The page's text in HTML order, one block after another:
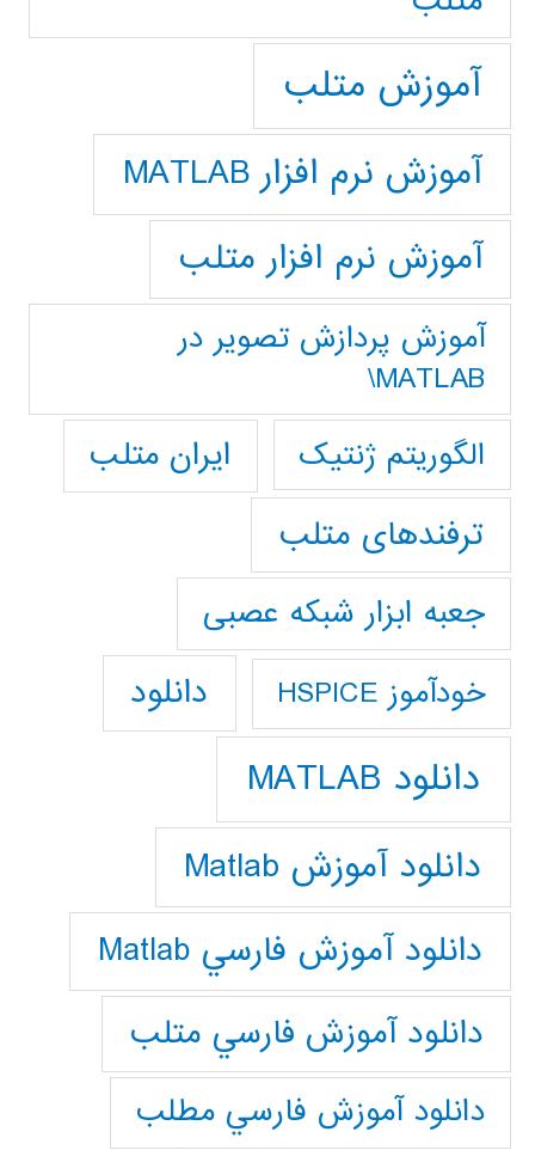
آموزش متلب
آموزش نرم افزار MATLAB
آموزش نرم افزار متلب
آموزش پردازش تصوير در
MATLAB\
الگوریتم ژنتیک
ایران متلب
ترفندهای متلب
جعبه ابزار شبکه عصبی
خودآموز HSPICE دانلود
دانلود MATLAB
دانلود آموزش Matlab
دانلود آموزش فارسي Matlab
دانلود آموزش فارسي متلب
دانلود آموزش فارسي مطلب